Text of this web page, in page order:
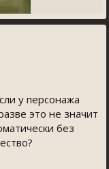
у персонажа
это не значит
без